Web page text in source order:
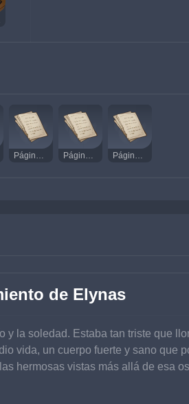
Página misteriosa (III) Página misteriosa (V) Página misteriosa (XIII)
de Elynas
la soledad. Estaba tan triste que
vida, un cuerpo fuerte y sano que
hermosas vistas más allá de esa